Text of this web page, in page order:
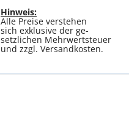
Hinweis:
Alle Preise verstehen
sich exklusive der ge-
setzlichen Mehrwertsteuer
und zzgl. Versandkosten.